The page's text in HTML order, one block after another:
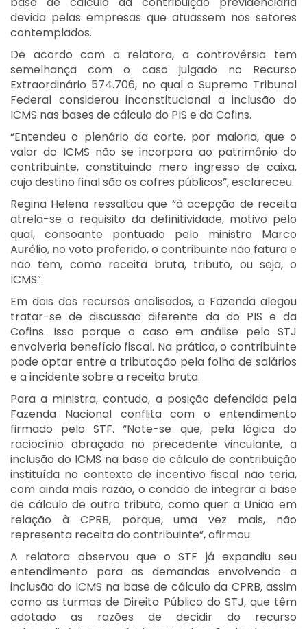
devida pelas empresas que atuassem nos setores
contemplados.
De acordo com a relatora, a controvérsia tem
semelhança com o caso julgado no Recurso
Extraordinário 574.706, no qual o Supremo Tribunal
Federal considerou inconstitucional a inclusão do
ICMS nas bases de cálculo do PIS e da Cofins.
“Entendeu o plenário da corte, por maioria, que o
valor do ICMS não se incorpora ao patrimônio do
contribuinte, constituindo mero ingresso de caixa,
cujo destino final são os cofres públicos”, esclareceu.
Regina Helena ressaltou que “à acepção de receita
atrela-se o requisito da definitividade, motivo pelo
qual, consoante pontuado pelo ministro Marco
Aurélio, no voto proferido, o contribuinte não fatura e
não tem, como receita bruta, tributo, ou seja, o
ICMS”.
Em dois dos recursos analisados, a Fazenda alegou
tratar-se de discussão diferente da do PIS e da
Cofins. Isso porque o caso em análise pelo STJ
envolveria benefício fiscal. Na prática, o contribuinte
pode optar entre a tributação pela folha de salários
e a incidente sobre a receita bruta.
Para a ministra, contudo, a posição defendida pela
Fazenda Nacional conflita com o entendimento
firmado pelo STF. “Note-se que, pela lógica do
raciocínio abraçada no precedente vinculante, a
inclusão do ICMS na base de cálculo de contribuição
instituída no contexto de incentivo fiscal não teria,
com ainda mais razão, o condão de integrar a base
de cálculo de outro tributo, como quer a União em
relação à CPRB, porque, uma vez mais, não
representa receita do contribuinte”, afirmou.
A relatora observou que o STF já expandiu seu
entendimento para as demandas envolvendo a
inclusão do ICMS na base de cálculo da CPRB, assim
como as turmas de Direito Público do STJ, que têm
adotado as razões de decidir do recurso